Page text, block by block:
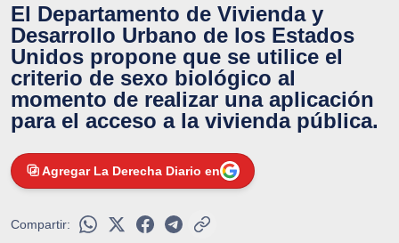
El Departamento de Vivienda y
Desarrollo Urbano de los Estados
Unidos propone que se utilice el
criterio de sexo biológico al
momento de realizar una aplicación
para el acceso a la vivienda pública.
Agregar La Derecha Diario en
Compartir: